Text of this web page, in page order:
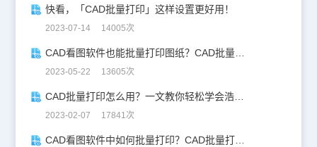
快看，「CAD批量打印」这样设置更好用！
2023-07-14 14005次
CAD看图软件也能批量打印图纸？CAD批量打印攻略来了！
2023-05-22 13605次
CAD批量打印怎么用？一文教你轻松学会浩辰CAD批量打印！
2023-02-07 17841次
CAD看图软件中如何批量打印？CAD批量打印教程